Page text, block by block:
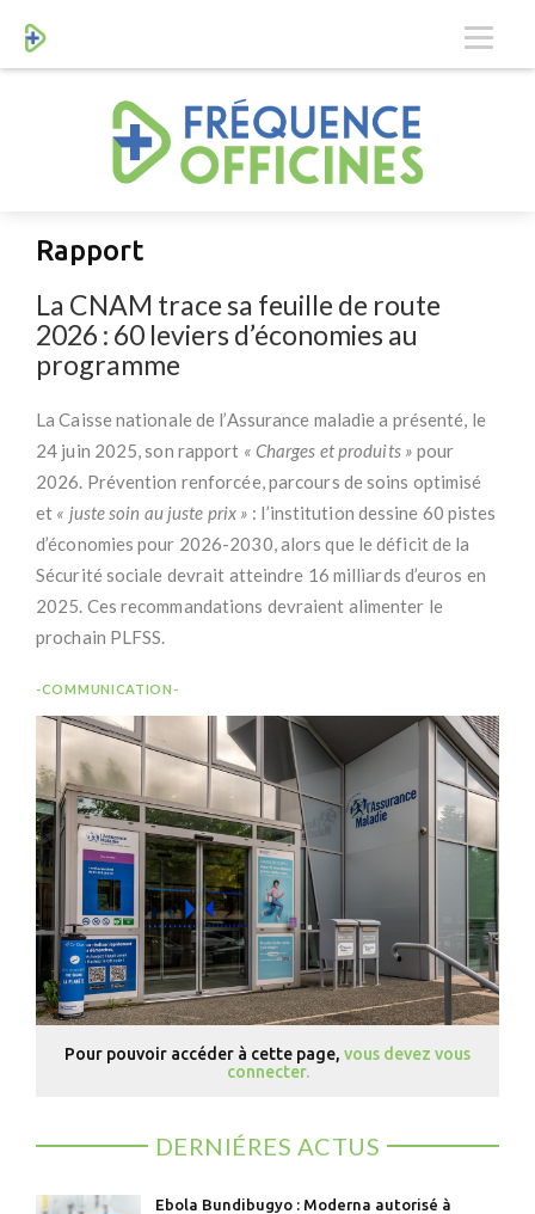
Rapport
La CNAM trace sa feuille de route
2026 : 60 leviers d’économies au
programme
La Caisse nationale de l’Assurance maladie a présenté, le
24 juin 2025, son rapport « Charges et produits » pour
2026. Prévention renforcée, parcours de soins optimisé
et « juste soin au juste prix » : l’institution dessine 60 pistes
d’économies pour 2026-2030, alors que le déficit de la
Sécurité sociale devrait atteindre 16 milliards d’euros en
2025. Ces recommandations devraient alimenter le
prochain PLFSS.
-COMMUNICATION-
Pour pouvoir accéder à cette page, vous devez vous
connecter.
DERNIÉRES ACTUS
Ebola Bundibugyo : Moderna autorisé à